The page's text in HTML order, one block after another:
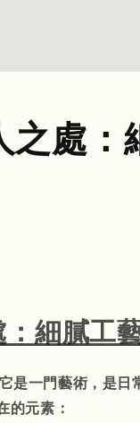
之處
細膩工
是一門藝術，是
的元素：